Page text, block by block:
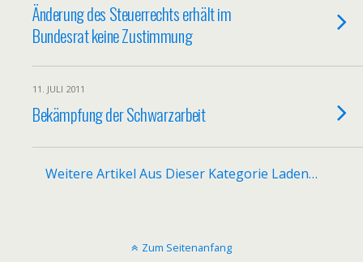
Änderung des Steuerrechts erhält im
Bundesrat keine Zustimmung
11. JULI 2011
Bekämpfung der Schwarzarbeit
Weitere Artikel Aus Dieser Kategorie Laden…
Zum Seitenanfang